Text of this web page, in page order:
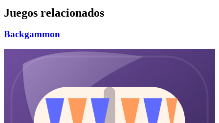
Juegos relacionados
Backgammon